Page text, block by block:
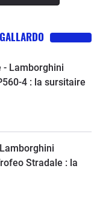
- Lamborghini
4 : la sursitaire
Stradale : la